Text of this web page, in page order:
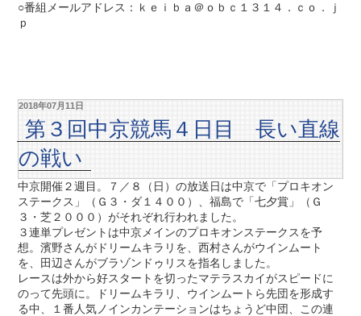
○番組メールアドレス：ｋｅｉｂａ＠ｏｂｃ１３１４．ｃｏ．ｊ
ｐ
2018年07月11日
第３回中京競馬４日目 長い直線
の戦い
中京開催２週目。７／８（日）の放送日は中京で「プロキオン
ステークス」（Ｇ３・ダ１４００）、福島で「七夕賞」（Ｇ
３・芝２０００）がそれぞれ行われました。
３連単プレゼントは中京メインのプロキオンステークスを予
想。濱野さんがドリームキラリを、西村さんがウインムート
を、田辺さんがブラゾンドゥリスを指名しました。
レースは外から好スタートを切ったマテラスカイがスピードに
のって先頭に。ドリームキラリ、ウインムートら先団を形成す
る中、１番人気ノインカンテーションはちょうど中団、この連